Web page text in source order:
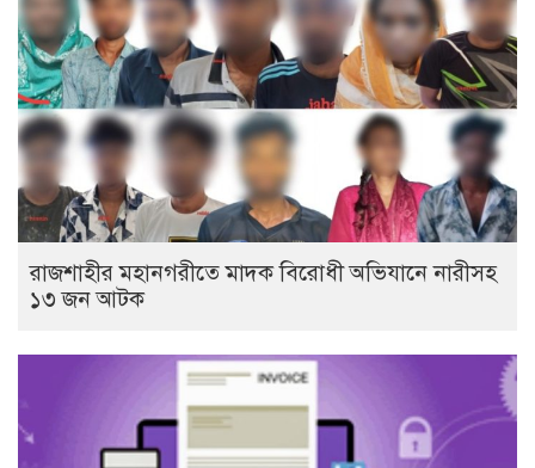
রাজশাহীর মহানগরীতে মাদক বিরোধী অভিযানে নারীসহ
১৩ জন আটক